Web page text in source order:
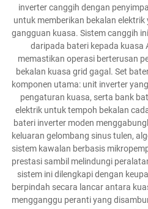
inverter canggih dengan
untuk memberikan bekalan
gangguan kuasa. Sistem canggih
daripada bateri kepada kuasa
memastikan operasi berterusan
bekalan kuasa grid gagal. Set
komponen utama: unit inverter
pengaturan kuasa, serta bank
elektrik untuk tempoh bekalan
bateri inverter moden
keluaran gelombang sinus tulen,
sistem kawalan berbasis
prestasi sambil melindungi
sistem ini dilengkapi dengan
berpindah secara lancar antara
mengganggu peranti yang